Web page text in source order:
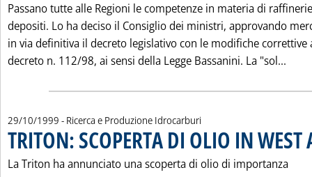
Passano tutte alle Regioni le competenze in materia di
depositi. Lo ha deciso il Consiglio dei ministri, approvando
in via definitiva il decreto legislativo con le modifiche correttive
decreto n. 112/98, ai sensi della Legge Bassanini. La "sol...
29/10/1999 - Ricerca e Produzione Idrocarburi
TRITON: SCOPERTA DI OLIO IN WEST
La Triton ha annunciato una scoperta di olio di importanza